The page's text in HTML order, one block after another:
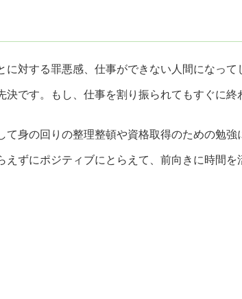
対する罪悪感、仕事ができない人間になって
です。もし、仕事を割り振られてもすぐに
身の回りの整理整頓や資格取得のための勉
ずにポジティブにとらえて、前向きに時間を